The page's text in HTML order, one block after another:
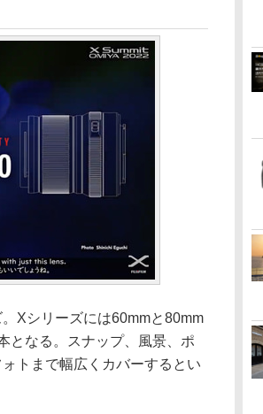
Xシリーズには60mmと80mm
となる。スナップ、風景、ポ
トまで幅広くカバーするとい